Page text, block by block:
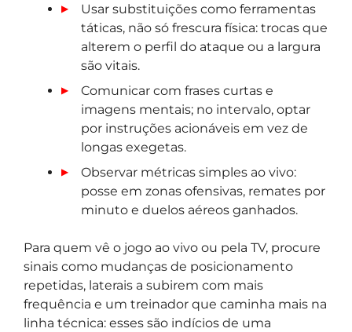
Usar substituições como ferramentas
táticas, não só frescura física: trocas que
alterem o perfil do ataque ou a largura
são vitais.
Comunicar com frases curtas e
imagens mentais; no intervalo, optar
por instruções acionáveis em vez de
longas exegetas.
Observar métricas simples ao vivo:
posse em zonas ofensivas, remates por
minuto e duelos aéreos ganhados.
Para quem vê o jogo ao vivo ou pela TV, procure
sinais como mudanças de posicionamento
repetidas, laterais a subirem com mais
frequência e um treinador que caminha mais na
linha técnica: esses são indícios de uma